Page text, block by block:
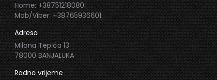
Home: +38751218080
Mob/Viber: +38765936601
Adresa
Milana Tepića 13
78000 BANJALUKA
Radno vrijeme